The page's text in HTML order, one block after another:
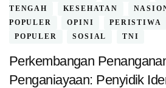
TENGAH
KESEHATAN
POPULER
OPINI PERISTIWA
POPULER
SOSIAL TNI
Perkembangan
Penganiayaan: Penyidik